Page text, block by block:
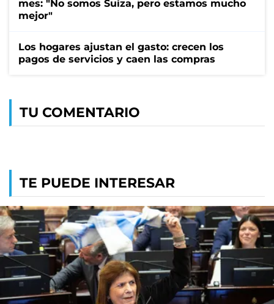
mes: "No somos Suiza, pero estamos mucho
mejor"
Los hogares ajustan el gasto: crecen los
pagos de servicios y caen las compras
TU COMENTARIO
TE PUEDE INTERESAR